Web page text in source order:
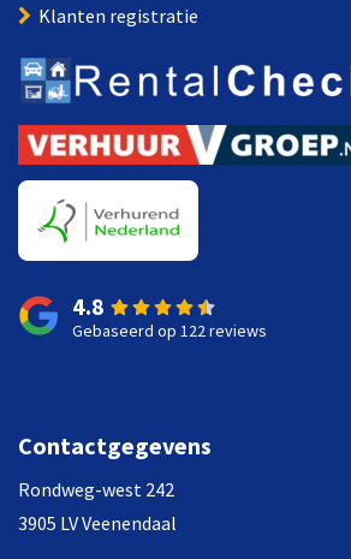
Klanten registratie
4.8
Gebaseerd op 122 reviews
Contactgegevens
Rondweg-west 242
3905 LV Veenendaal